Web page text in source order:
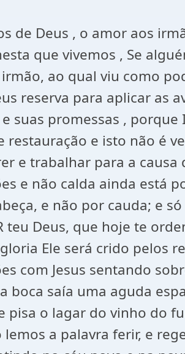
de Deus , o amor aos
que vivemos , Se
ao qual viu como
reserva para aplicar as
suas promessas ,
restauração e isto não é
e trabalhar para a
e não calda ainda está
e não por cauda; e
teu Deus, que hoje te
Ele será crido pelos
com Jesus sentando
boca saía uma aguda
pisa o lagar do vinho do
lemos a palavra ferir, e